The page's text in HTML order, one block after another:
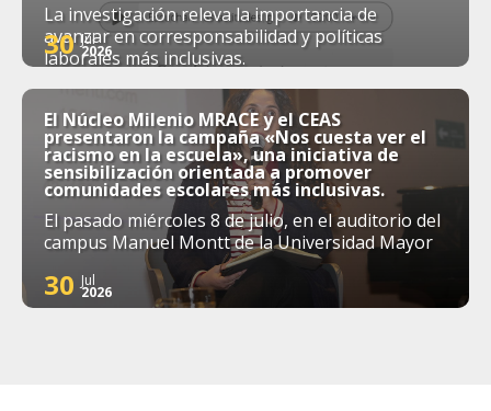
La investigación releva la importancia de
avanzar en corresponsabilidad y políticas
laborales más inclusivas.
30 Jul
2026
El Núcleo Milenio MRACE y el CEAS
presentaron la campaña «Nos cuesta ver el
racismo en la escuela», una iniciativa de
sensibilización orientada a promover
comunidades escolares más inclusivas.
El pasado miércoles 8 de julio, en el auditorio del
campus Manuel Montt de la Universidad Mayor
30 Jul
2026